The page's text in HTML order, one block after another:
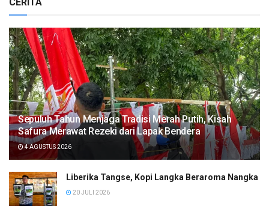
Sepuluh Tahun Menjaga Tradisi Merah Putih, Kisah
Safura Merawat Rezeki dari Lapak Bendera
4 AGUSTUS 2026
Liberika Tangse, Kopi Langka Beraroma Nangka
20 JULI 2026